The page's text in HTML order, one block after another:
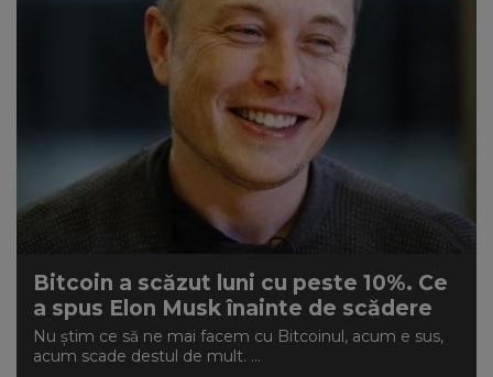
Bitcoin a scăzut luni cu peste 10%. Ce
a spus Elon Musk înainte de scădere
Nu știm ce să ne mai facem cu Bitcoinul, acum e sus,
acum scade destul de mult. ...